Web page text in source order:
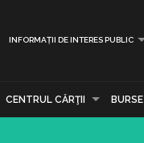
INFORMAȚII DE INTERES PUBLIC
CENTRUL CĂRŢII BURSE